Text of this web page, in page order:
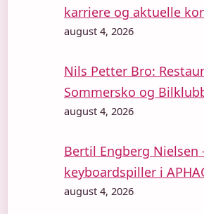
karriere og aktuelle
august 4, 2026
Nils Petter Bro:
Sommersko og
august 4, 2026
Bertil Engberg Nielsen
keyboardspiller i
august 4, 2026